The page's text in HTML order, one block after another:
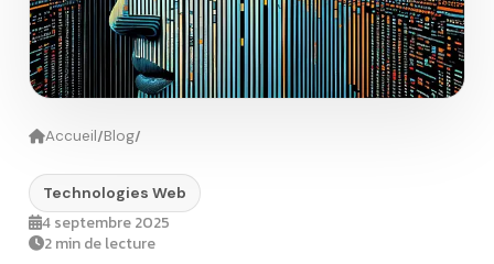
Accueil/Blog/
Technologies Web
4 septembre 2025
2 min de lecture